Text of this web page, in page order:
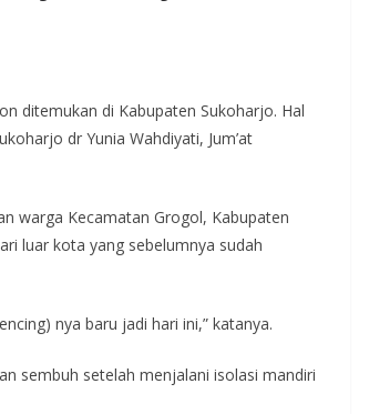
ditemukan di Kabupaten Sukoharjo. Hal
dr Yunia Wahdiyati, Jum’at
warga Kecamatan Grogol, Kabupaten
luar kota yang sebelumnya sudah
nya baru jadi hari ini,” katanya.
sembuh setelah menjalani isolasi mandiri